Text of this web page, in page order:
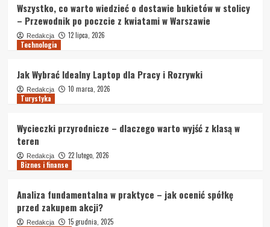
Wszystko, co warto wiedzieć o dostawie bukietów w stolicy
– Przewodnik po poczcie z kwiatami w Warszawie
Redakcja
12 lipca, 2026
Technologia
Jak Wybrać Idealny Laptop dla Pracy i Rozrywki
Redakcja
10 marca, 2026
Turystyka
Wycieczki przyrodnicze – dlaczego warto wyjść z klasą w
teren
Redakcja
22 lutego, 2026
Biznes i finanse
Analiza fundamentalna w praktyce – jak ocenić spółkę
przed zakupem akcji?
Redakcja
15 grudnia, 2025